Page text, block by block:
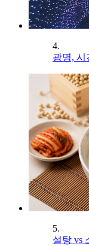
4.
광명, 시
5.
설탕 vs